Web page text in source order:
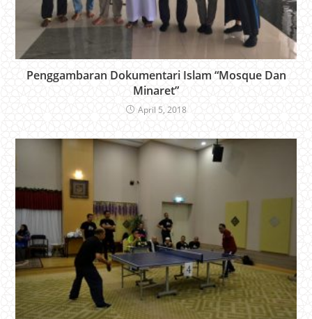
Penggambaran Dokumentari Islam “Mosque Dan
Minaret”
April 5, 2018